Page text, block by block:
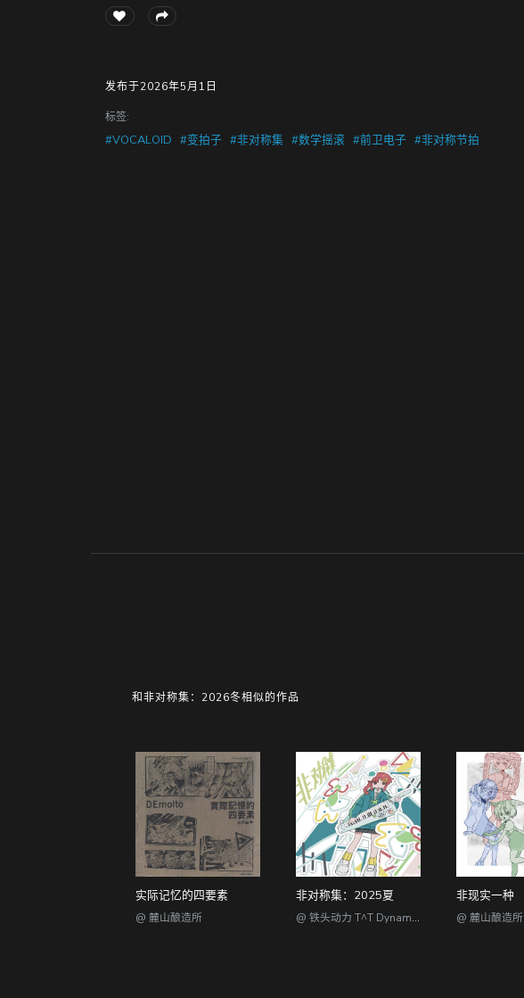
发布于2026年5月1日
标签:
#VOCALOID #变拍子 #非对称集 #数学摇滚 #前卫电子 #非对称节拍
和非对称集：2026冬相似的作品
实际记忆的四要素
@ 麓山酿造所
非对称集：2025夏
@ 铁头动力 T^T Dynamics
非现实一种
@ 麓山酿造所